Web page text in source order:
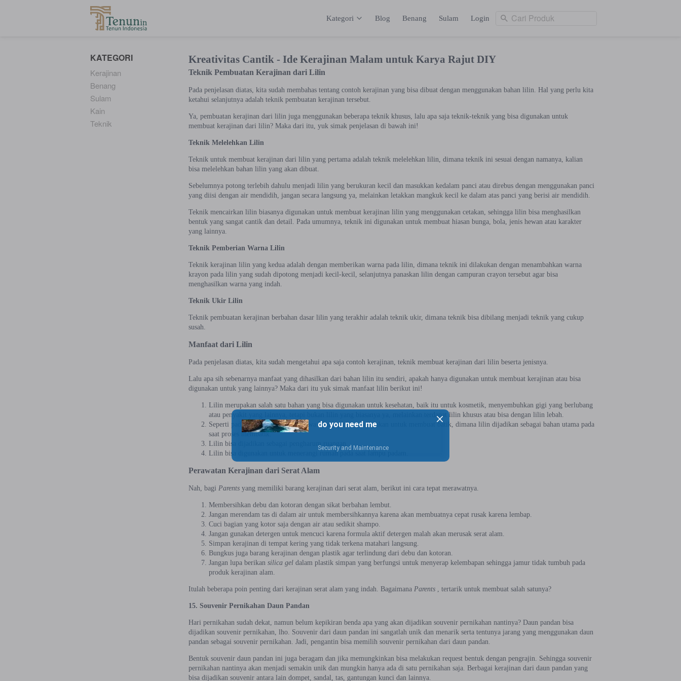
Kategori Blog Benang Sulam Login Cari Produk
KATEGORI
Kerajinan
Benang
Sulam
Kain
Teknik
Kreativitas Cantik - Ide Kerajinan Malam untuk Karya Rajut DIY
Teknik Pembuatan Kerajinan dari Lilin
Pada penjelasan diatas, kita sudah membahas tentang contoh kerajinan yang bisa dibuat dengan menggunakan bahan lilin. Hal yang perlu kita
ketahui selanjutnya adalah teknik pembuatan kerajinan tersebut.
Ya, pembuatan kerajinan dari lilin juga menggunakan beberapa teknik khusus, lalu apa saja teknik-teknik yang bisa digunakan untuk
membuat kerajinan dari lilin? Maka dari itu, yuk simak penjelasan di bawah ini!
Teknik Melelehkan Lilin
Teknik untuk membuat kerajinan dari lilin yang pertama adalah teknik melelehkan lilin, dimana teknik ini sesuai dengan namanya, kalian
bisa melelehkan bahan lilin yang akan dibuat.
Sebelumnya potong terlebih dahulu menjadi lilin yang berukuran kecil dan masukkan kedalam panci atau direbus dengan menggunakan panci
yang diisi dengan air mendidih, jangan secara langsung ya, melainkan letakkan mangkuk kecil ke dalam atas panci yang berisi air mendidih.
Teknik mencairkan lilin biasanya digunakan untuk membuat kerajinan lilin yang menggunakan cetakan, sehingga lilin bisa menghasilkan
bentuk yang sangat cantik dan detail. Pada umumnya, teknik ini digunakan untuk membuat hiasan bunga, bola, jenis hewan atau karakter
yang lainnya.
Teknik Pemberian Warna Lilin
Teknik kerajinan lilin yang kedua adalah dengan memberikan warna pada lilin, dimana teknik ini dilakukan dengan menambahkan warna
krayon pada lilin yang sudah dipotong menjadi kecil-kecil, selanjutnya panaskan lilin dengan campuran crayon tersebut agar bisa
menghasilkan warna yang indah.
Teknik Ukir Lilin
Teknik pembuatan kerajinan berbahan dasar lilin yang terakhir adalah teknik ukir, dimana teknik bisa dibilang menjadi teknik yang cukup
susah.
Manfaat dari Lilin
Pada penjelasan diatas, kita sudah mengetahui apa saja contoh kerajinan, teknik membuat kerajinan dari lilin beserta jenisnya.
Lalu apa sih sebenarnya manfaat yang dihasilkan dari bahan lilin itu sendiri, apakah hanya digunakan untuk membuat kerajinan atau bisa
digunakan untuk yang lainnya? Maka dari itu yuk simak manfaat lilin berikut ini!
Lilin merupakan salah satu bahan yang bisa digunakan untuk kesehatan, baik itu untuk kosmetik, menyembuhkan gigi yang berlubang
atau penyakit yang lainnya, tetapi bukan lilin yang biasanya ya, melainkan terdapat lilin khusus atau bisa dengan lilin lebah.
Seperti pada penjelasan diatas, bahwa lilin juga bisa digunakan untuk membuat batik, dimana lilin dijadikan sebagai bahan utama pada
saat proses membatik.
Lilin bisa dijadikan sebagai pengharum ruangan.
Lilin bisa digunakan untuk menerangi rumah pada saat lampu padam.
Perawatan Kerajinan dari Serat Alam
Nah, bagiParents yang memiliki barang kerajinan dari serat alam, berikut ini cara tepat merawatnya.
Membersihkan debu dan kotoran dengan sikat berbahan lembut.
Jangan merendam tas di dalam air untuk membersihkannya karena akan membuatnya cepat rusak karena lembap.
Cuci bagian yang kotor saja dengan air atau sedikit shampo.
Jangan gunakan detergen untuk mencuci karena formula aktif detergen malah akan merusak serat alam.
Simpan kerajinan di tempat kering yang tidak terkena matahari langsung.
Bungkus juga barang kerajinan dengan plastik agar terlindung dari debu dan kotoran.
Jangan lupa berikansilica gel dalam plastik simpan yang berfungsi untuk menyerap kelembapan sehingga jamur tidak tumbuh pada
produk kerajinan alam.
Itulah beberapa poin penting dari kerajinan serat alam yang indah. BagaimanaParents , tertarik untuk membuat salah satunya?
15. Souvenir Pernikahan Daun Pandan
Hari pernikahan sudah dekat, namun belum kepikiran benda apa yang akan dijadikan souvenir pernikahan nantinya? Daun pandan bisa
dijadikan souvenir pernikahan, lho. Souvenir dari daun pandan ini sangatlah unik dan menarik serta tentunya jarang yang menggunakan daun
pandan sebagai souvenir pernikahan. Jadi, pengantin bisa memilih souvenir pernikahan dari daun pandan.
Bentuk souvenir daun pandan ini juga beragam dan jika memungkinkan bisa melakukan request bentuk dengan pengrajin. Sehingga souvenir
pernikahan nantinya akan menjadi semakin unik dan mungkin hanya ada di satu pernikahan saja. Berbagai kerajinan dari daun pandan yang
bisa dijadikan souvenir antara lain dompet, sandal, tas, gantungan kunci dan lainnya.